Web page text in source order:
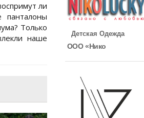
ли
Только
наше
Детская Одежда
ООО «Нико